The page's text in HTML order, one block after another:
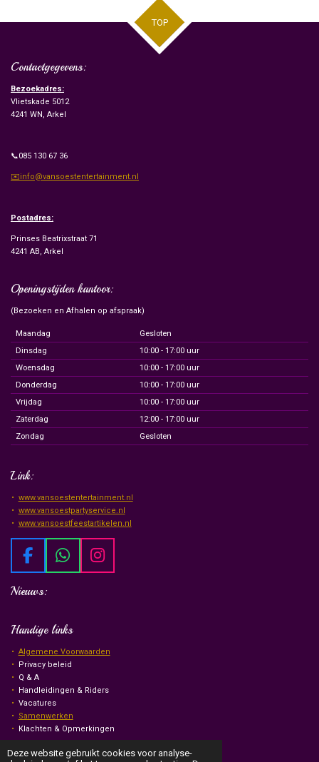
Deze website gebruikt cookies voor analyse-
TOP
Contactgegevens:
Bezoekadres:
Vlietskade 5012
4241 WN, Arkel
📞085 130 67 36
✉️info@vansoestentertainment.nl
Postadres:
Prinses Beatrixstraat 71
4241 AB, Arkel
Openingstijden kantoor:
(Bezoeken en Afhalen op afspraak)
Maandag
Gesloten
Dinsdag
10:00 - 17:00 uur
Woensdag
10:00 - 17:00 uur
Donderdag
10:00 - 17:00 uur
Vrijdag
10:00 - 17:00 uur
Zaterdag
12:00 - 17:00 uur
Zondag
Gesloten
Link:
www.vansoestentertainment.nl
www.vansoestpartyservice.nl
www.vansoestfeestartikelen.nl
F
c
b
o
k
W
s
A
p
I
g
r
m
Nieuws:
Handige links
Algemene Voorwaarden
Privacy beleid
Q & A
Handleidingen & Riders
Vacatures
Samenwerken
Klachten & Opmerkingen
© Van Soest Events & Entertainment 2026